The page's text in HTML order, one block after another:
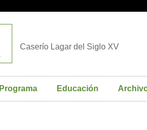
Caserío Lagar del Siglo XV
Programa Educación